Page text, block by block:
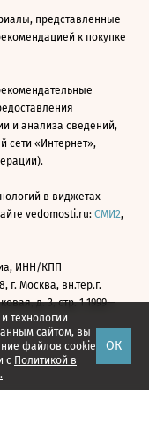
технологии
сайтом, вы
файлов cookie
с Политикой в
ОК
представленные
к покупке
и анализа сведений,
сети «Интернет»,
в виджетах
vedomosti.ru: СМИ2,
ИНН/КПП
г. Москва, вн.тер.г.
д. 3, стр. 1 1999—